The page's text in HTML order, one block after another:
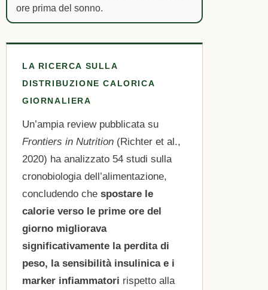
ore prima del sonno.
LA RICERCA SULLA
DISTRIBUZIONE CALORICA
GIORNALIERA
Un’ampia review pubblicata su
Frontiers in Nutrition (Richter et al.,
2020) ha analizzato 54 studi sulla
cronobiologia dell’alimentazione,
concludendo che spostare le
calorie verso le prime ore del
giorno migliorava
significativamente la perdita di
peso, la sensibilità insulinica e i
marker infiammatori rispetto alla